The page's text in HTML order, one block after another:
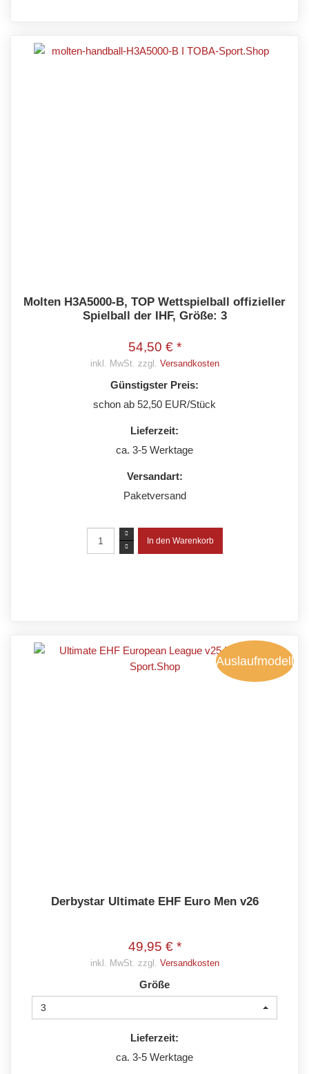
Molten H3A5000-B, TOP Wettspielball offizieller
Spielball der IHF, Größe: 3
54,50 € *
inkl. MwSt. zzgl. Versandkosten
Günstigster Preis:
schon ab 52,50 EUR/Stück
Lieferzeit:
ca. 3-5 Werktage
Versandart:
Paketversand
Auslaufmodell
Derbystar Ultimate EHF Euro Men v26
49,95 € *
inkl. MwSt. zzgl. Versandkosten
Größe
3
Lieferzeit:
ca. 3-5 Werktage